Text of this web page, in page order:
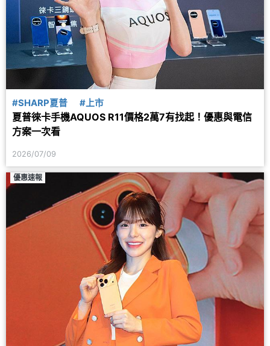
#SHARP夏普 #上市
夏普徠卡手機AQUOS R11價格2萬7有找起！優惠與電信
方案一次看
2026/07/09
優惠速報